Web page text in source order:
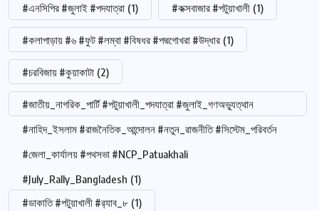
#এনসিপির #জুলাই #পদযাত্রা (1) #কক্সবাজার #পটুয়াখালী (1)
#কলাপাড়ায় #৬ #ফুট #লম্বা #বিষধর #পদ্মগোখরা #উদ্ধার (1)
#চরবিজায় #কুয়াকাটা (2)
#জাতীয়_নাগরিক_পার্টি #পটুয়াখালী_পদযাত্রা #জুলাই_গণঅভ্যুত্থান
#নাহিদ_ইসলাম #রাজনৈতিক_আন্দোলন #নতুন_রাজনীতি #সিস্টেম_পরিবর্তন
#জেলা_কার্যালয় #পথসভা #NCP_Patuakhali
#July_Rally_Bangladesh (1)
#ডাকাতি #পটুয়াখালী #র‍্যাব_৮ (1)